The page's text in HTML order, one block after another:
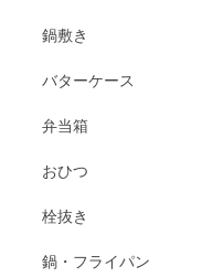
鍋敷き
バターケース
弁当箱
おひつ
栓抜き
鍋・フライパン